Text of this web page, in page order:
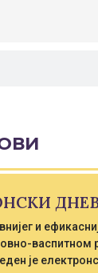
и
васпитном
је